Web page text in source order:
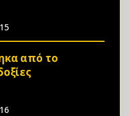
από το